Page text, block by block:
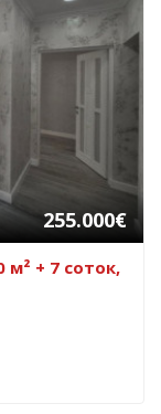
255.000€
+ 7 соток,